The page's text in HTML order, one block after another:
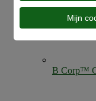
B Corp™
Mijn